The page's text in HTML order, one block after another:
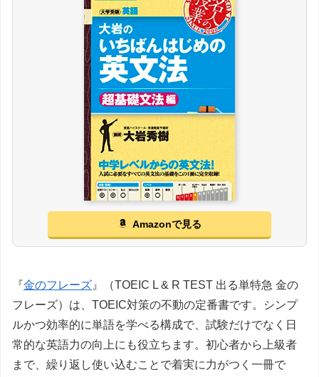
Amazonで見る
『金のフレーズ 』（TOEIC L & R TEST 出る単特急 金の
フレーズ）は、TOEIC対策の不動の定番書です。シンプ
ルかつ効率的に単語を学べる構成で、試験だけでなく日
常的な英語力の向上にも役立ちます。初心者から上級者
まで、繰り返し使い込むことで着実に力がつく一冊で